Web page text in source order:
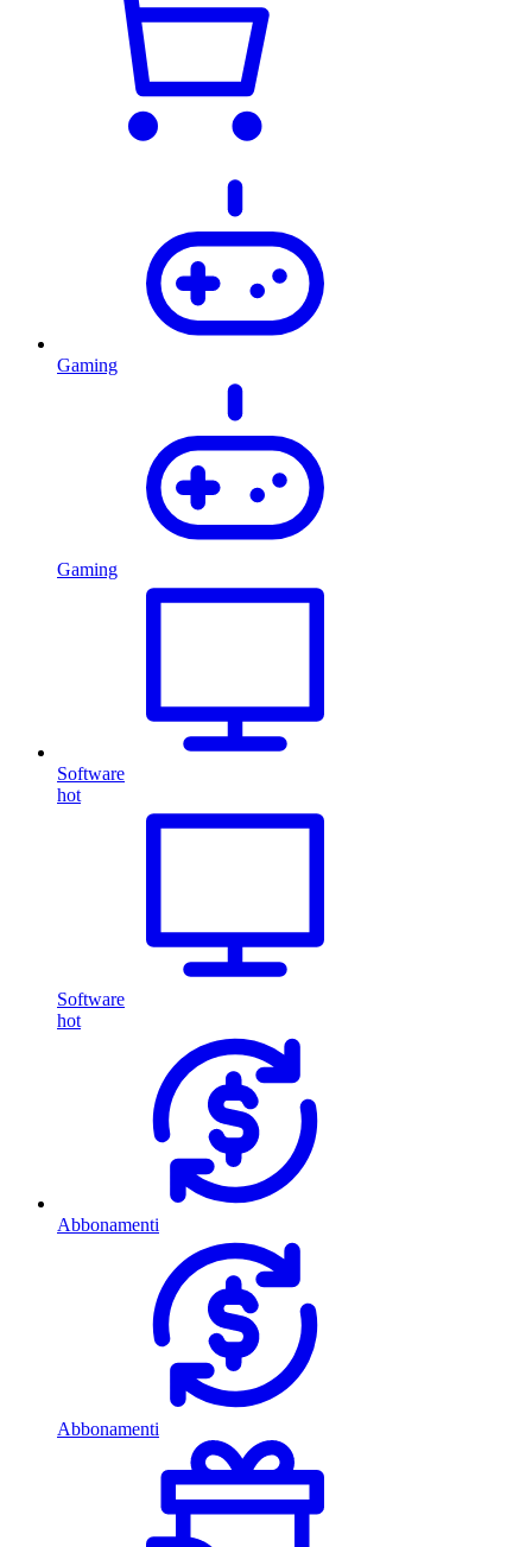
Gaming
Gaming
Software
hot
Software
hot
Abbonamenti
Abbonamenti